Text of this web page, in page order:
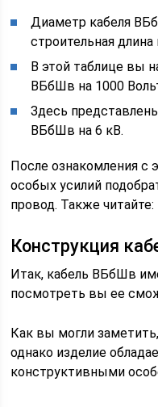
Диаметр кабеля
строительная длина
В этой таблице вы
ВБбШв на 1000
Здесь
ВБбШв на 6 кВ.
После ознакомления с
особых усилий
провод. Также
Конструкция
Итак, кабель ВБбШв
посмотреть вы ее
Как вы могли
однако изделие
конструктивными